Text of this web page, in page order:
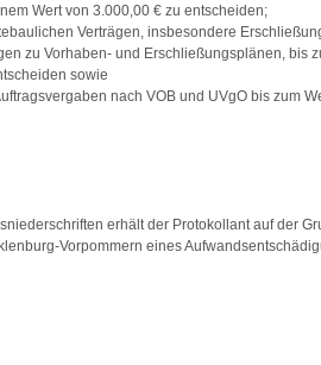
Wert von 3.000,00 € zu entscheiden;
Verträgen, insbesondere
zu Vorhaben- und Erschließungsplänen, bis
sowie
nach VOB und UVgO bis zum
erhält der Protokollant auf der
Vorpommern eines